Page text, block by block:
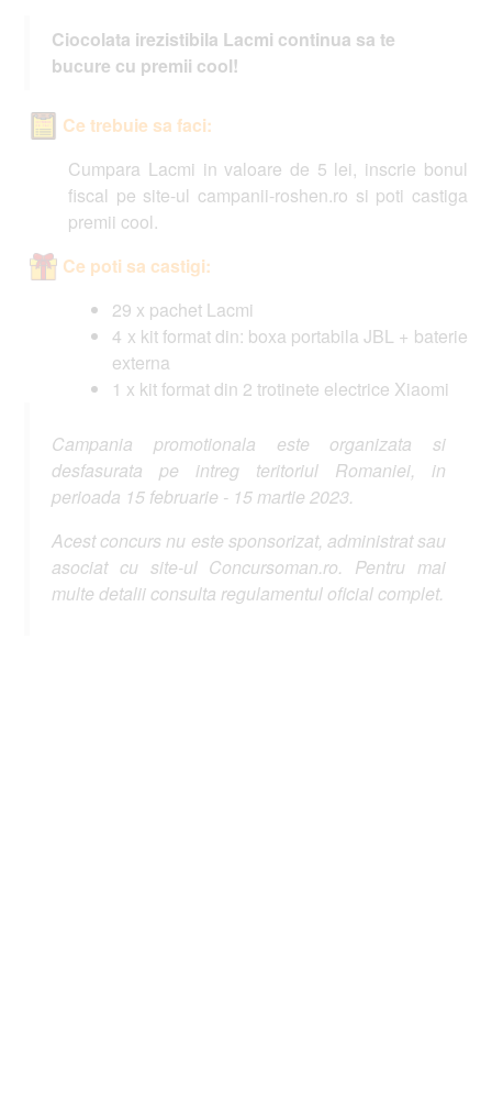
Ciocolata irezistibila Lacmi continua sa te
bucure cu premii cool!
Ce trebuie sa faci:
Cumpara Lacmi in valoare de 5 lei, inscrie bonul
fiscal pe site-ul campanii-roshen.ro si poti castiga
premii cool.
Ce poti sa castigi:
29 x pachet Lacmi
4 x kit format din: boxa portabila JBL + baterie
externa
1 x kit format din 2 trotinete electrice Xiaomi
Campania promotionala este organizata si
desfasurata pe intreg teritoriul Romaniei, in
perioada 15 februarie - 15 martie 2023.
Acest concurs nu este sponsorizat, administrat sau
asociat cu site-ul Concursoman.ro. Pentru mai
multe detalii consulta regulamentul oficial complet.